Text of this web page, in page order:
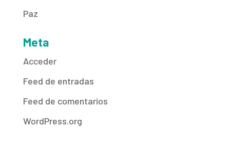
Paz
Meta
Acceder
Feed de entradas
Feed de comentarios
WordPress.org